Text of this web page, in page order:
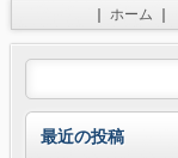
｜ ホーム ｜
最近の投稿